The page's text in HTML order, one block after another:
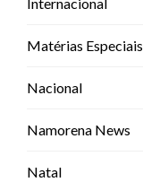
Matérias Especiais
Nacional
Namorena News
Natal